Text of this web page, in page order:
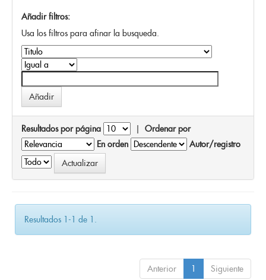
Añadir filtros:
Usa los filtros para afinar la busqueda.
Resultados por página | Ordenar por
En orden
Autor/registro
Resultados 1-1 de 1.
Anterior 1 Siguiente